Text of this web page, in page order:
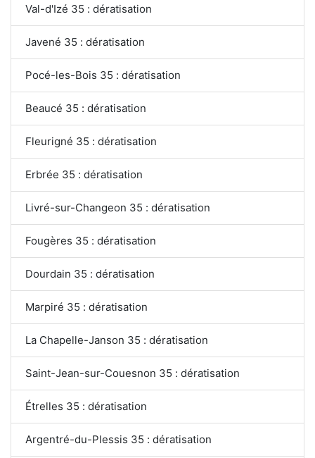
Val-d'Izé 35 : dératisation
Javené 35 : dératisation
Pocé-les-Bois 35 : dératisation
Beaucé 35 : dératisation
Fleurigné 35 : dératisation
Erbrée 35 : dératisation
Livré-sur-Changeon 35 : dératisation
Fougères 35 : dératisation
Dourdain 35 : dératisation
Marpiré 35 : dératisation
La Chapelle-Janson 35 : dératisation
Saint-Jean-sur-Couesnon 35 : dératisation
Étrelles 35 : dératisation
Argentré-du-Plessis 35 : dératisation